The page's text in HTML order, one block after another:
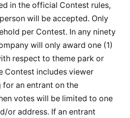
in the official Contest rules,
will be accepted. Only
per Contest. In any ninety
will only award one (1)
respect to theme park or
Contest includes viewer
an entrant on the
votes will be limited to one
or address. If an entrant